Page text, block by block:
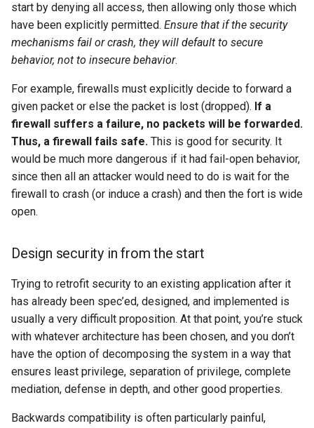
start by denying all access, then allowing only those which
have been explicitly permitted. Ensure that if the security
mechanisms fail or crash, they will default to secure
behavior, not to insecure behavior.
For example, firewalls must explicitly decide to forward a
given packet or else the packet is lost (dropped). If a
firewall suffers a failure, no packets will be forwarded.
Thus, a firewall fails safe. This is good for security. It
would be much more dangerous if it had fail-open behavior,
since then all an attacker would need to do is wait for the
firewall to crash (or induce a crash) and then the fort is wide
open.
Design security in from the start
Trying to retrofit security to an existing application after it
has already been spec’ed, designed, and implemented is
usually a very difficult proposition. At that point, you’re stuck
with whatever architecture has been chosen, and you don’t
have the option of decomposing the system in a way that
ensures least privilege, separation of privilege, complete
mediation, defense in depth, and other good properties.
Backwards compatibility is often particularly painful,